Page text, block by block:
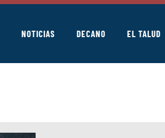
NOTICIAS DECANO EL TALUD